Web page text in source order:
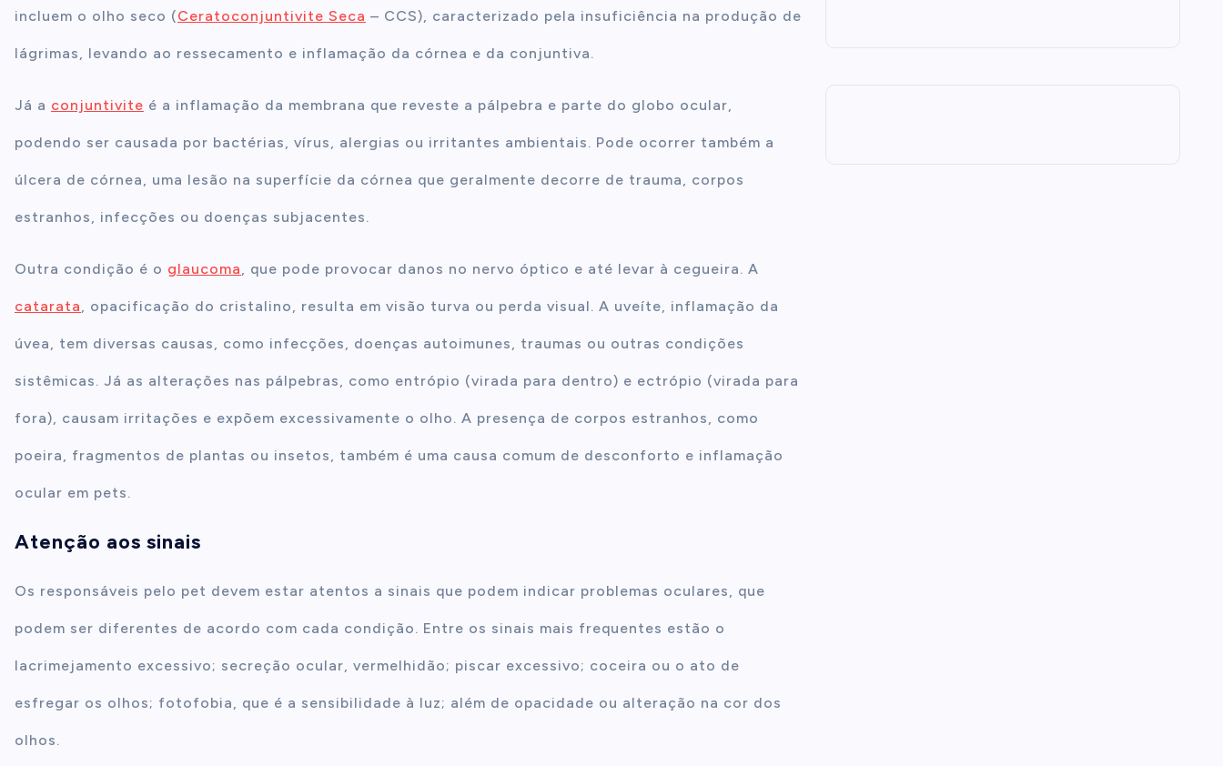
incluem o olho seco (Ceratoconjuntivite Seca – CCS), caracterizado pela insuficiência na produção de
lágrimas, levando ao ressecamento e inflamação da córnea e da conjuntiva.
Já a conjuntivite é a inflamação da membrana que reveste a pálpebra e parte do globo ocular,
podendo ser causada por bactérias, vírus, alergias ou irritantes ambientais. Pode ocorrer também a
úlcera de córnea, uma lesão na superfície da córnea que geralmente decorre de trauma, corpos
estranhos, infecções ou doenças subjacentes.
Outra condição é o glaucoma, que pode provocar danos no nervo óptico e até levar à cegueira. A
catarata, opacificação do cristalino, resulta em visão turva ou perda visual. A uveíte, inflamação da
úvea, tem diversas causas, como infecções, doenças autoimunes, traumas ou outras condições
sistêmicas. Já as alterações nas pálpebras, como entrópio (virada para dentro) e ectrópio (virada para
fora), causam irritações e expõem excessivamente o olho. A presença de corpos estranhos, como
poeira, fragmentos de plantas ou insetos, também é uma causa comum de desconforto e inflamação
ocular em pets.
Atenção aos sinais
Os responsáveis pelo pet devem estar atentos a sinais que podem indicar problemas oculares, que
podem ser diferentes de acordo com cada condição. Entre os sinais mais frequentes estão o
lacrimejamento excessivo; secreção ocular, vermelhidão; piscar excessivo; coceira ou o ato de
esfregar os olhos; fotofobia, que é a sensibilidade à luz; além de opacidade ou alteração na cor dos
olhos.